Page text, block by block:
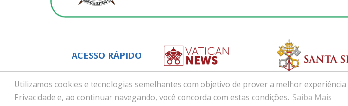
Utilizamos cookies e tecnologias semelhantes com objetivo de prover a melhor
Privacidade e, ao continuar navegando, você concorda com estas condições. Saiba Mais
ACESSO RÁPIDO
Copyright © 2026 - Arquidiocese de Porto Velho (RO)